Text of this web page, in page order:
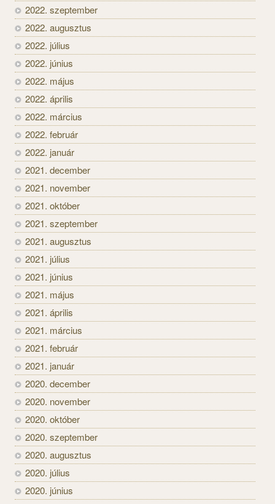
2022. szeptember
2022. augusztus
2022. július
2022. június
2022. május
2022. április
2022. március
2022. február
2022. január
2021. december
2021. november
2021. október
2021. szeptember
2021. augusztus
2021. július
2021. június
2021. május
2021. április
2021. március
2021. február
2021. január
2020. december
2020. november
2020. október
2020. szeptember
2020. augusztus
2020. július
2020. június